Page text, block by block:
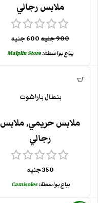
ملابس رجالي
900جنيه 600جنيه
يباع بواسطة:Malplin Store
بنطال باراشوت
ملابس حريمي,ملابس
رجالي
350جنيه
يباع بواسطة:Camisoles